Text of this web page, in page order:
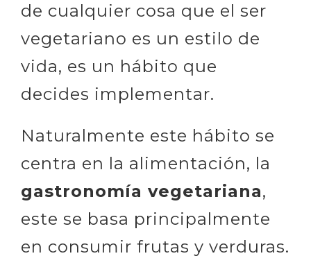
de cualquier cosa que el ser
vegetariano es un estilo de
vida, es un hábito que
decides implementar.
Naturalmente este hábito se
centra en la alimentación, la
gastronomía vegetariana,
este se basa principalmente
en consumir frutas y verduras.